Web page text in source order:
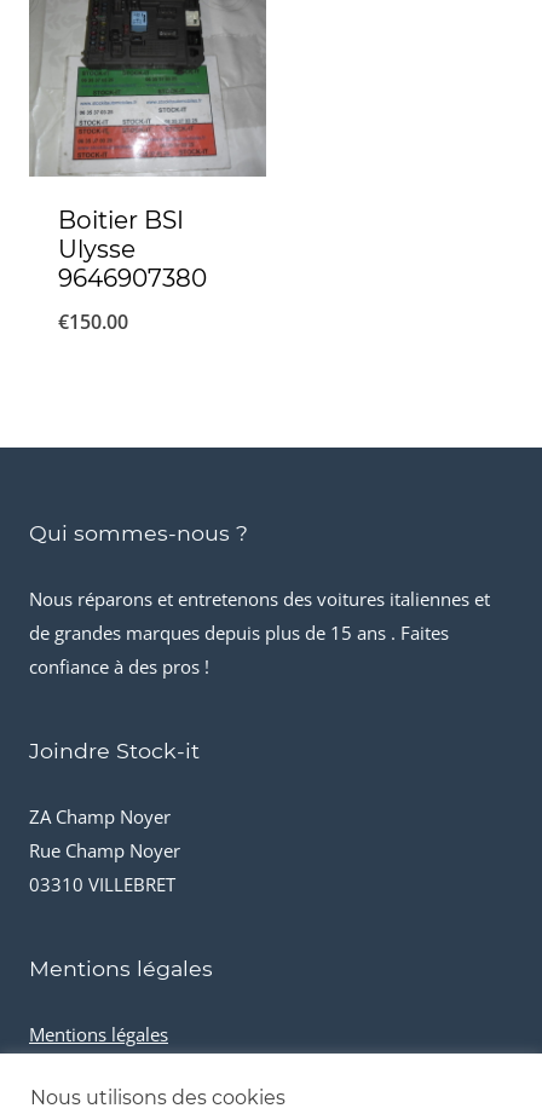
Boitier BSI
Ulysse
9646907380
€150.00
Qui sommes-nous ?
Nous réparons et entretenons des voitures italiennes et
de grandes marques depuis plus de 15 ans . Faites
confiance à des pros !
Joindre Stock-it
ZA Champ Noyer
Rue Champ Noyer
03310 VILLEBRET
Mentions légales
Mentions légales
Cookies et données personnelles
Nous utilisons des cookies